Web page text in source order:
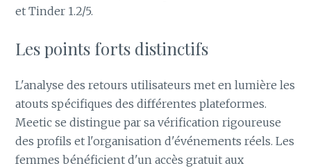
et Tinder 1.2/5.
Les points forts distinctifs
L'analyse des retours utilisateurs met en lumière les
atouts spécifiques des différentes plateformes.
Meetic se distingue par sa vérification rigoureuse
des profils et l'organisation d'événements réels. Les
femmes bénéficient d'un accès gratuit aux